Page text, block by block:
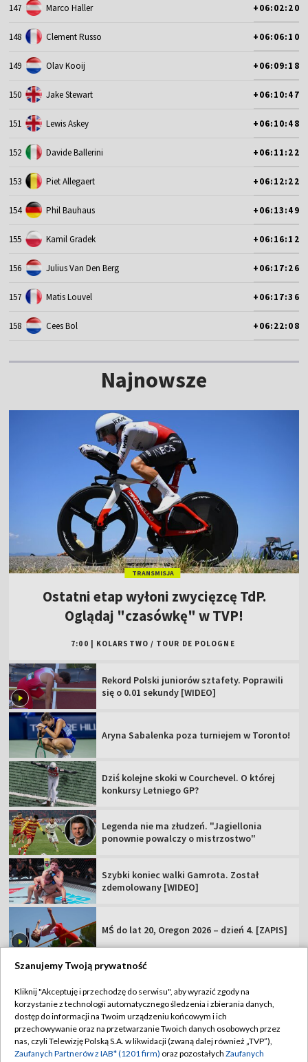
147 Marco Haller +06:02:20
148 Clement Russo +06:06:10
149 Olav Kooij +06:09:18
150 Jake Stewart +06:10:47
151 Lewis Askey +06:10:48
152 Davide Ballerini +06:11:22
153 Piet Allegaert +06:12:22
154 Phil Bauhaus +06:13:49
155 Kamil Gradek +06:16:12
156 Julius Van Den Berg +06:17:26
157 Matis Louvel +06:17:36
158 Cees Bol +06:22:08
Najnowsze
TRANSMISJA
Ostatni etap wyłoni zwycięzcę TdP.
Oglądaj "czasówkę" w TVP!
7:00 KOLARSTWO / TOUR DE POLOGNE
Rekord Polski juniorów sztafety. Poprawili
się o 0.01 sekundy [WIDEO]
Aryna Sabalenka poza turniejem w Toronto!
Dziś kolejne skoki w Courchevel. O której
konkursy Letniego GP?
Legenda nie ma złudzeń. "Jagiellonia
ponownie powalczy o mistrzostwo"
Szybki koniec walki Gamrota. Został
zdemolowany [WIDEO]
MŚ do lat 20, Oregon 2026 – dzień 4. [ZAPIS]
TVP
Abonament TVP
Sklep TVP
Regulamin TVP
Polityka prywatności
Szanujemy Twoją prywatność
Kliknij "Akceptuję i przechodzę do serwisu", aby wyrazić zgody na
korzystanie z technologii automatycznego śledzenia i zbierania danych,
dostęp do informacji na Twoim urządzeniu końcowym i ich
przechowywanie oraz na przetwarzanie Twoich danych osobowych przez
nas, czyli Telewizję Polską S.A. w likwidacji (zwaną dalej również „TVP”),
Zaufanych Partnerów z IAB* (1201 firm) oraz pozostałych Zaufanych